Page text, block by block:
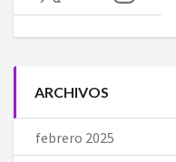
ARCHIVOS
febrero 2025